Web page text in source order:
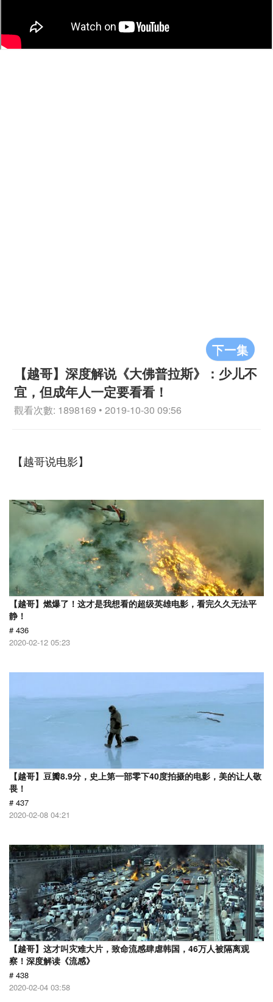
下一集
【越哥】深度解说《大佛普拉斯》：少儿不
宜，但成年人一定要看看！
觀看次數: 1898169 • 2019-10-30 09:56
【越哥说电影】
【越哥】燃爆了！这才是我想看的超级英雄电影，看完久久无法平
静！
# 436
2020-02-12 05:23
【越哥】豆瓣8.9分，史上第一部零下40度拍摄的电影，美的让人敬
畏！
# 437
2020-02-08 04:21
【越哥】这才叫灾难大片，致命流感肆虐韩国，46万人被隔离观
察！深度解读《流感》
# 438
2020-02-04 03:58